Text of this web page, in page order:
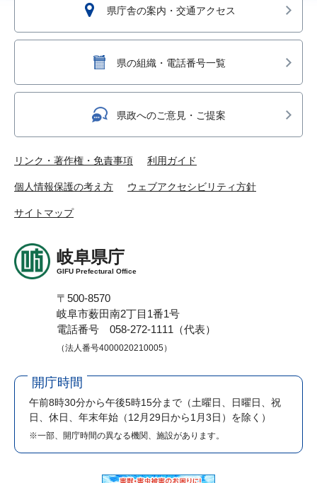
県庁舎の案内・交通アクセス
県の組織・電話番号一覧
県政へのご意見・ご提案
リンク・著作権・免責事項 利用ガイド
個人情報保護の考え方 ウェブアクセシビリティ方針
サイトマップ
岐阜県庁
GIFU Prefectural Office
〒500-8570
岐阜市薮田南2丁目1番1号
電話番号 058-272-1111（代表）
（法人番号4000020210005）
開庁時間
午前8時30分から午後5時15分まで （土曜日、日曜日、祝
日、休日、年末年始（12月29日から1月3日）を除く）
※一部、開庁時間の異なる機関、施設があります。